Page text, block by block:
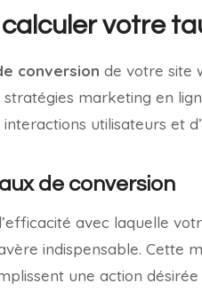
votre
conversion de votre site
stratégies marketing en
utilisateurs et
de conversion
avec laquelle
indispensable. Cette
une action